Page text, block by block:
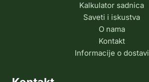
Kalkulator sadnica
Saveti i iskustva
O nama
Kontakt
Informacije o dostavi